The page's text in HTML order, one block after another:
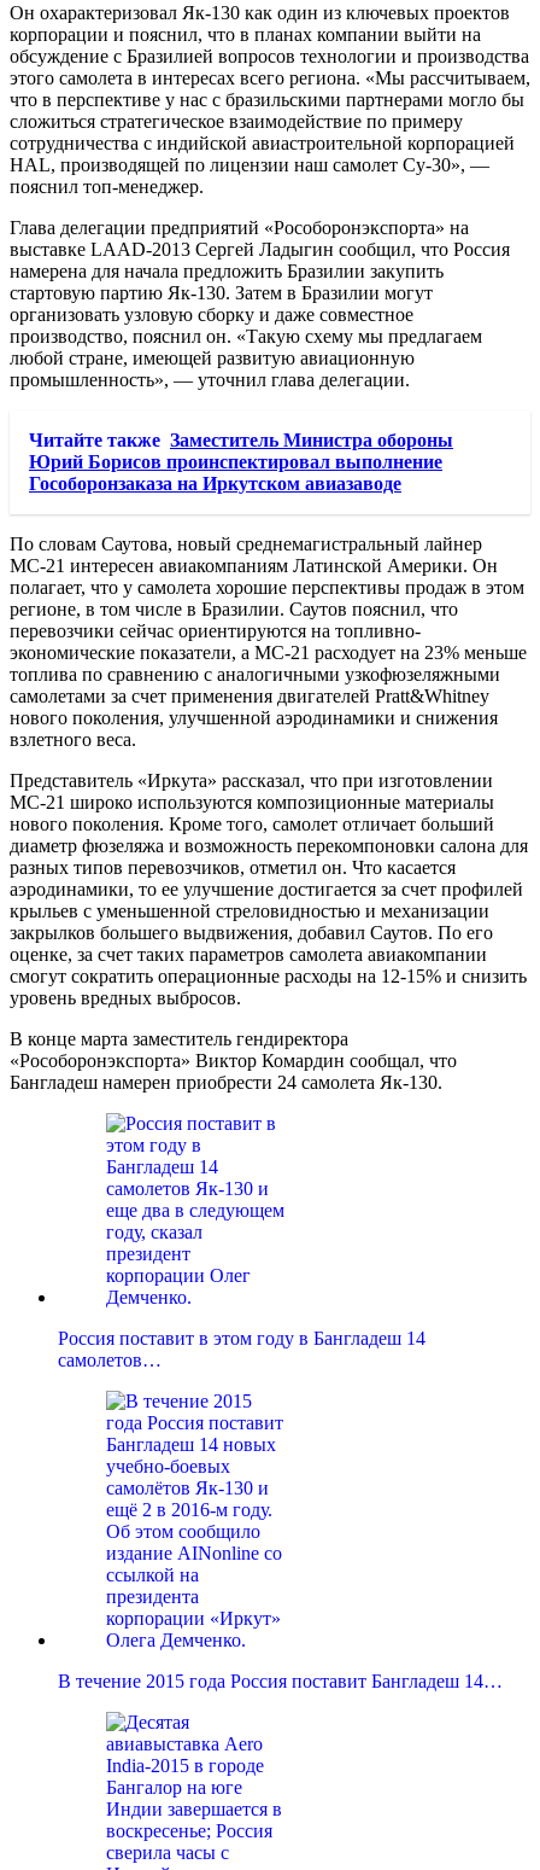
Он охарактеризовал Як-130 как один из ключевых проектов
корпорации и пояснил, что в планах компании выйти на
обсуждение с Бразилией вопросов технологии и производства
этого самолета в интересах всего региона. «Мы рассчитываем,
что в перспективе у нас с бразильскими партнерами могло бы
сложиться стратегическое взаимодействие по примеру
сотрудничества с индийской авиастроительной корпорацией
HAL, производящей по лицензии наш самолет Су-30», —
пояснил топ-менеджер.
Глава делегации предприятий «Рособоронэкспорта» на
выставке LAAD-2013 Сергей Ладыгин сообщил, что Россия
намерена для начала предложить Бразилии закупить
стартовую партию Як-130. Затем в Бразилии могут
организовать узловую сборку и даже совместное
производство, пояснил он. «Такую схему мы предлагаем
любой стране, имеющей развитую авиационную
промышленность», — уточнил глава делегации.
Читайте также Заместитель Министра обороны
Юрий Борисов проинспектировал выполнение
Гособоронзаказа на Иркутском авиазаводе
По словам Саутова, новый среднемагистральный лайнер
МС-21 интересен авиакомпаниям Латинской Америки. Он
полагает, что у самолета хорошие перспективы продаж в этом
регионе, в том числе в Бразилии. Саутов пояснил, что
перевозчики сейчас ориентируются на топливно-
экономические показатели, а МС-21 расходует на 23% меньше
топлива по сравнению с аналогичными узкофюзеляжными
самолетами за счет применения двигателей Pratt&Whitney
нового поколения, улучшенной аэродинамики и снижения
взлетного веса.
Представитель «Иркута» рассказал, что при изготовлении
МС-21 широко используются композиционные материалы
нового поколения. Кроме того, самолет отличает больший
диаметр фюзеляжа и возможность перекомпоновки салона для
разных типов перевозчиков, отметил он. Что касается
аэродинамики, то ее улучшение достигается за счет профилей
крыльев с уменьшенной стреловидностью и механизации
закрылков большего выдвижения, добавил Саутов. По его
оценке, за счет таких параметров самолета авиакомпании
смогут сократить операционные расходы на 12-15% и снизить
уровень вредных выбросов.
В конце марта заместитель гендиректора
«Рособоронэкспорта» Виктор Комардин сообщал, что
Бангладеш намерен приобрести 24 самолета Як-130.
Россия поставит в этом году в Бангладеш 14
самолетов…
В течение 2015 года Россия поставит Бангладеш 14…